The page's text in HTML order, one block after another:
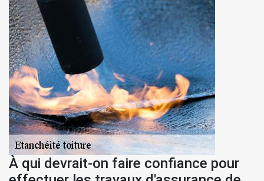
À qui devrait-on faire confiance pour